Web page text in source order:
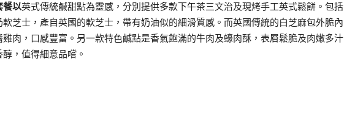
餐以英式傳統鹹甜點為靈感，分別提供多款下午茶三文治及現烤手工英式鬆餅。包括
芝士，產自英國的軟芝士，帶有奶油似的細滑質感。而英國傳統的白芝麻包外脆內
肉，口感豐富。另一款特色鹹點是香氣飽滿的牛肉及蠔肉酥，表層鬆脆及肉嫩多汁
，值得細意品嚐。